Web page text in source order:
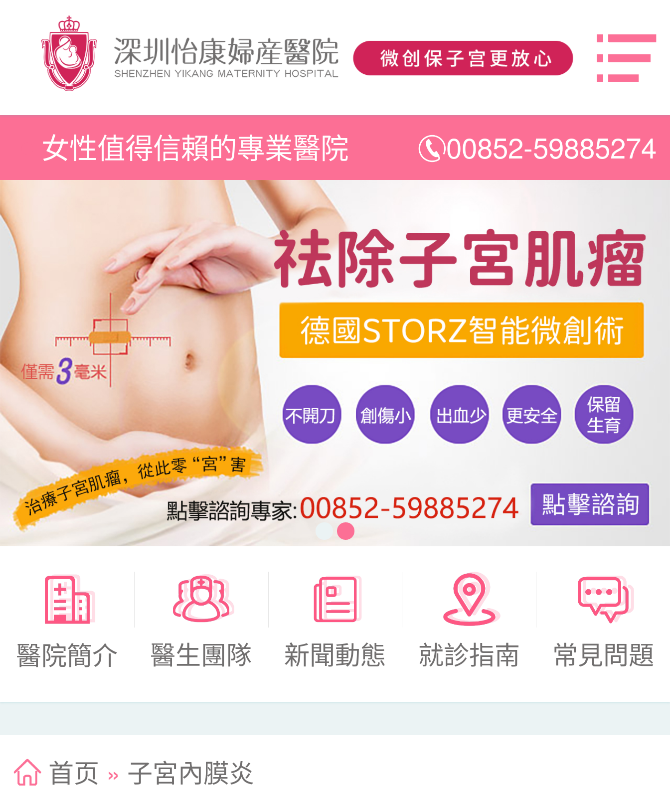
女性值得信賴的專業醫院 00852-59885274
醫院簡介 醫生團隊 新聞動態 就診指南 常見問題
首页 » 子宮內膜炎